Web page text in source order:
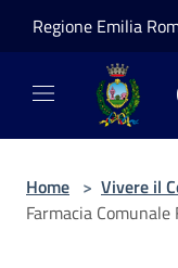
Regione Emilia
Home > Vivere il
Farmacia